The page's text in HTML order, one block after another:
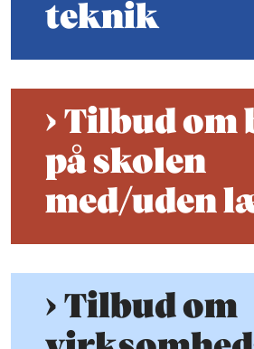
teknik
Tilbud om
på skolen
med/uden
Tilbud om